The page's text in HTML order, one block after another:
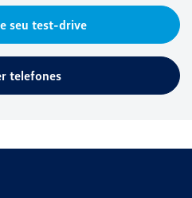
telefones
seu test-drive